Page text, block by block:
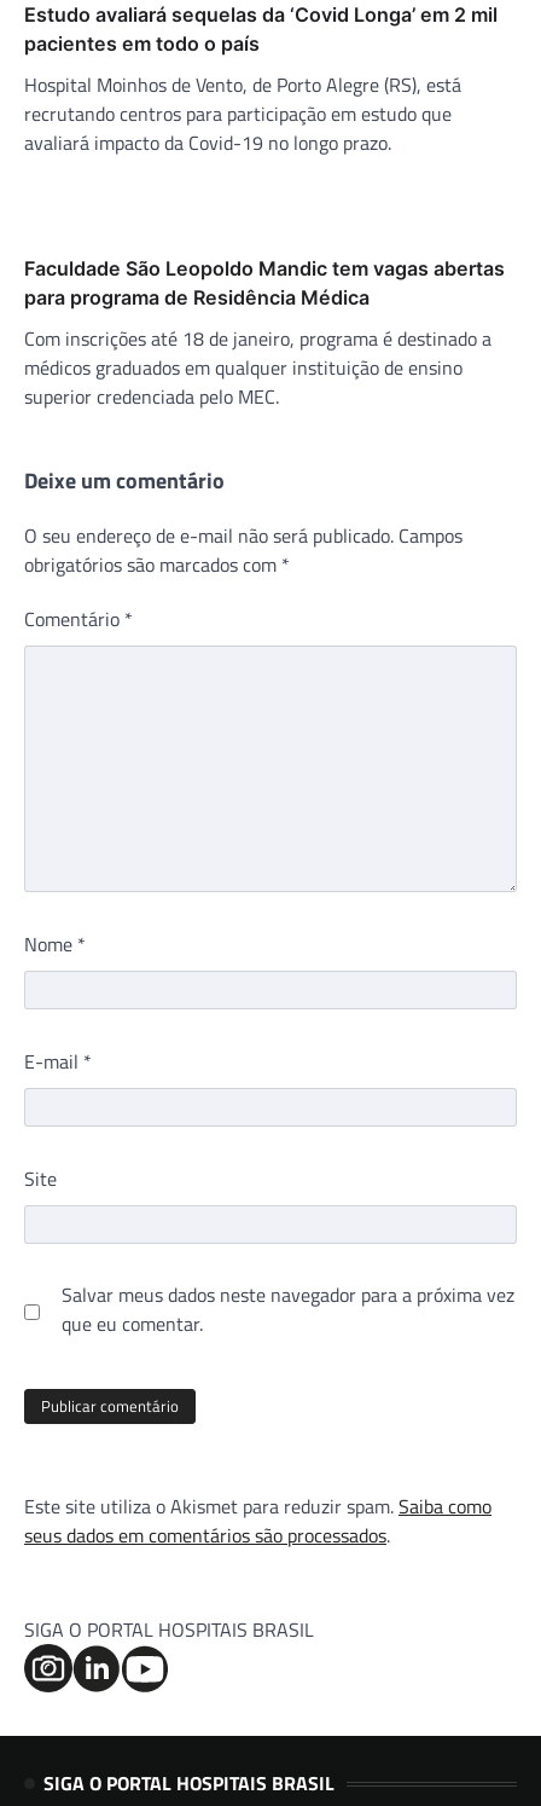
Estudo avaliará sequelas da ‘Covid Longa’ em 2 mil
pacientes em todo o país
Hospital Moinhos de Vento, de Porto Alegre (RS), está
recrutando centros para participação em estudo que
avaliará impacto da Covid-19 no longo prazo.
Faculdade São Leopoldo Mandic tem vagas abertas
para programa de Residência Médica
Com inscrições até 18 de janeiro, programa é destinado a
médicos graduados em qualquer instituição de ensino
superior credenciada pelo MEC.
Deixe um comentário
O seu endereço de e-mail não será publicado. Campos
obrigatórios são marcados com *
Comentário *
Nome *
E-mail *
Site
Salvar meus dados neste navegador para a próxima vez
que eu comentar.
Este site utiliza o Akismet para reduzir spam.Saiba como
seus dados em comentários são processados.
SIGA O PORTAL HOSPITAIS BRASIL
SIGA O PORTAL HOSPITAIS BRASIL